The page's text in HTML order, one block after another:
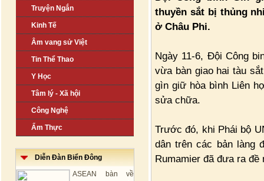
Truyện Ngắn
Kinh Tế
Âm vang sử Việt
Tin Thể Thao
Y Học
Tâm lý - Xã hội
Công Nghệ
Ẩm Thực
Diễn Đàn Biển Đông
ASEAN bàn về
thuyền sắt bị thủng
ở Châu Phi.
Ngày 11-6, Đội Công
vừa bàn giao hai tàu
gìn giữ hòa bình Liên
sửa chữa.
Trước đó, khi Phái bộ
dân trên các bản làng
Rumamier đã đưa ra đề